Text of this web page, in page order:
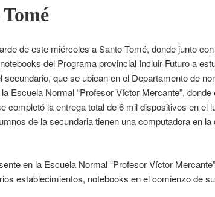
de este miércoles a Santo Tomé, donde junto
del Programa provincial Incluir Futuro a
que se ubican en el Departamento de
Escuela Normal “Profesor Víctor Mercante”, donde
completó la entrega total de 6 mil dispositivos en el
de la secundaria tienen una computadora en la
en la Escuela Normal “Profesor Víctor
establecimientos, notebooks en el comienzo de